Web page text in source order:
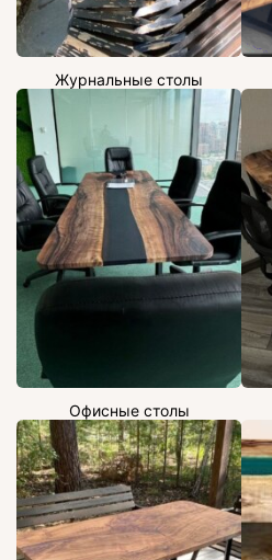
Журнальные столы
Офисные столы